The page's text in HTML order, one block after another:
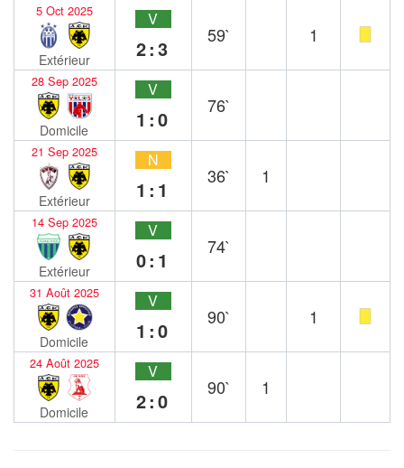
5 Oct 2025
Extérieur
V
2:3
59` 1
28 Sep 2025
Domicile
V
1:0
76`
21 Sep 2025
Extérieur
N
1:1
36` 1
14 Sep 2025
Extérieur
V
0:1
74`
31 Août 2025
Domicile
V
1:0
90` 1
24 Août 2025
Domicile
V
2:0
90` 1